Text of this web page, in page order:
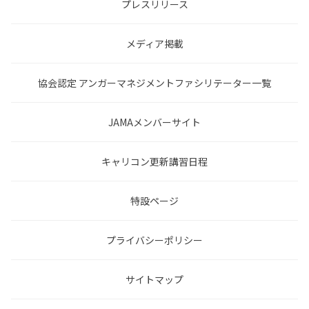
プレスリリース
メディア掲載
協会認定 アンガーマネジメントファシリテーター一覧
JAMAメンバーサイト
キャリコン更新講習日程
特設ページ
プライバシーポリシー
サイトマップ